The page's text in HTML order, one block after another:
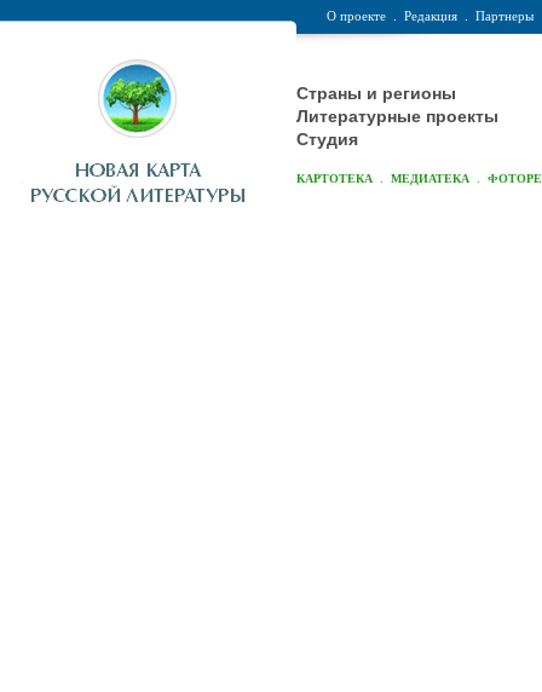
О проекте Редакция Партнеры
Страны и регионы
Литературные проекты
Студия
КАРТОТЕКА МЕДИАТЕКА